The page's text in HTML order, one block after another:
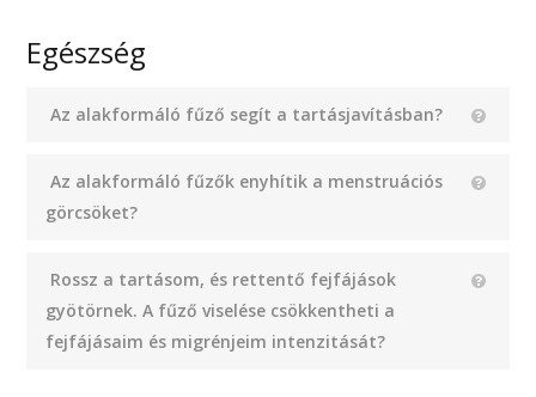
Egészség
Az alakformáló fűző segít a tartásjavításban?
Az alakformáló fűzők enyhítik a menstruációs
görcsöket?
Rossz a tartásom, és rettentő fejfájások
gyötörnek. A fűző viselése csökkentheti a
fejfájásaim és migrénjeim intenzitását?